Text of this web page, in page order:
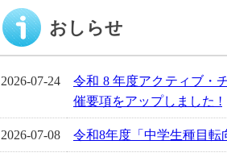
おしらせ
2026-07-24
令和 8 年度アクティブ・
催要項をアップしました !
2026-07-08 令和8年度「中学生種目転